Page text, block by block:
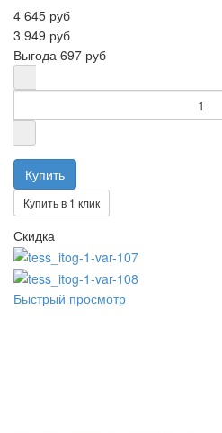
4 645 руб
3 949 руб
Выгода 697 руб
Купить в 1 клик
Скидка
Быстрый просмотр